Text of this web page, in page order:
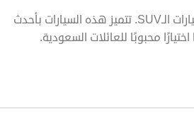
تسعى شركات صناعة السيارات إلى تحسين مستوى الأمان في موديلاتها، وتجدها في طليعة سيارات الـSUV. تتميز هذه السيارات بأحدث